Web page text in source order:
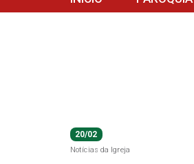
20/02
Notícias da Igreja